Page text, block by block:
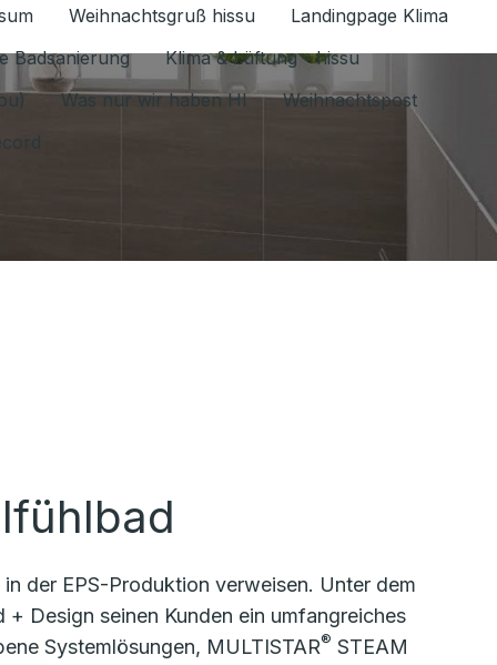
Datenschutz 1.6.2026 umschalten
Weihnachtsgruß hissu
Landingpage Klima
Badsanierung
Klima & Lüftung - hissu
Was nur wir haben HI
Weihnachtspost
der EPS-Produktion verweisen. Unter dem
Design seinen Kunden ein umfangreiches
Systemlösungen, MULTISTAR® STEAM